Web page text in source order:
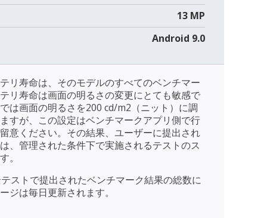
13 MP
Android 9.0
リ寿命は、そのモデルのすべてのベンチマー
リ寿命は画面の明るさの変更にとても敏感で
は画面の明るさを200 cd/m2（ニット）に調
すが、この設定はベンチマークアプリ側で行
意ください。その結果、ユーザーに提出され
、管理された条件下で実施されるテストのス
。
ストで提出されたベンチマーク結果の総数に
ジは毎日更新されます。